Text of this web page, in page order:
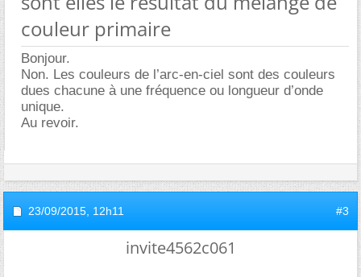
couleur primaire
Bonjour.
Non. Les couleurs de l’arc-en-ciel sont des couleurs
dues chacune à une fréquence ou longueur d’onde
unique.
Au revoir.
23/09/2015, 12h11 #3
invite4562c061